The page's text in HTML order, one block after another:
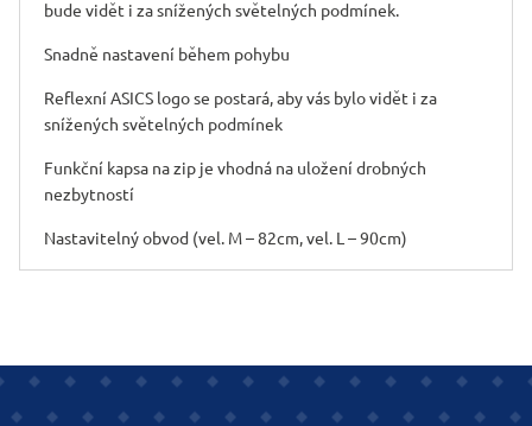
bude vidět i za snížených světelných podmínek.
Snadně nastavení během pohybu
Reflexní ASICS logo se postará, aby vás bylo vidět i za
snížených světelných podmínek
Funkční kapsa na zip je vhodná na uložení drobných
nezbytností
Nastavitelný obvod (vel. M – 82cm, vel. L – 90cm)